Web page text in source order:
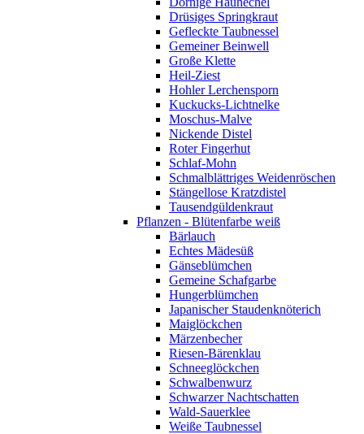
Drüsiges Springkraut
Gefleckte Taubnessel
Gemeiner Beinwell
Große Klette
Heil-Ziest
Hohler Lerchensporn
Kuckucks-Lichtnelke
Moschus-Malve
Nickende Distel
Roter Fingerhut
Schlaf-Mohn
Schmalblättriges Weidenröschen
Stängellose Kratzdistel
Tausendgüldenkraut
Pflanzen - Blütenfarbe weiß
Bärlauch
Echtes Mädesüß
Gänseblümchen
Gemeine Schafgarbe
Hungerblümchen
Japanischer Staudenknöterich
Maiglöckchen
Märzenbecher
Riesen-Bärenklau
Schneeglöckchen
Schwalbenwurz
Schwarzer Nachtschatten
Wald-Sauerklee
Weiße Taubnessel